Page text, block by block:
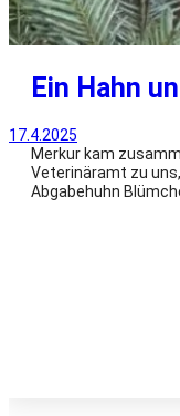
Ein Hahn
17.4.2025
Merkur kam
Veterinäramt zu
Abgabehuhn